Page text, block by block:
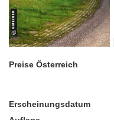
Preise Österreich
Erscheinungsdatum